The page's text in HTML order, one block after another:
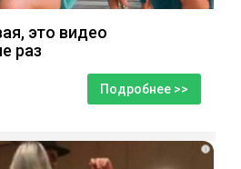
это видео
раз
Подробнее >>
i